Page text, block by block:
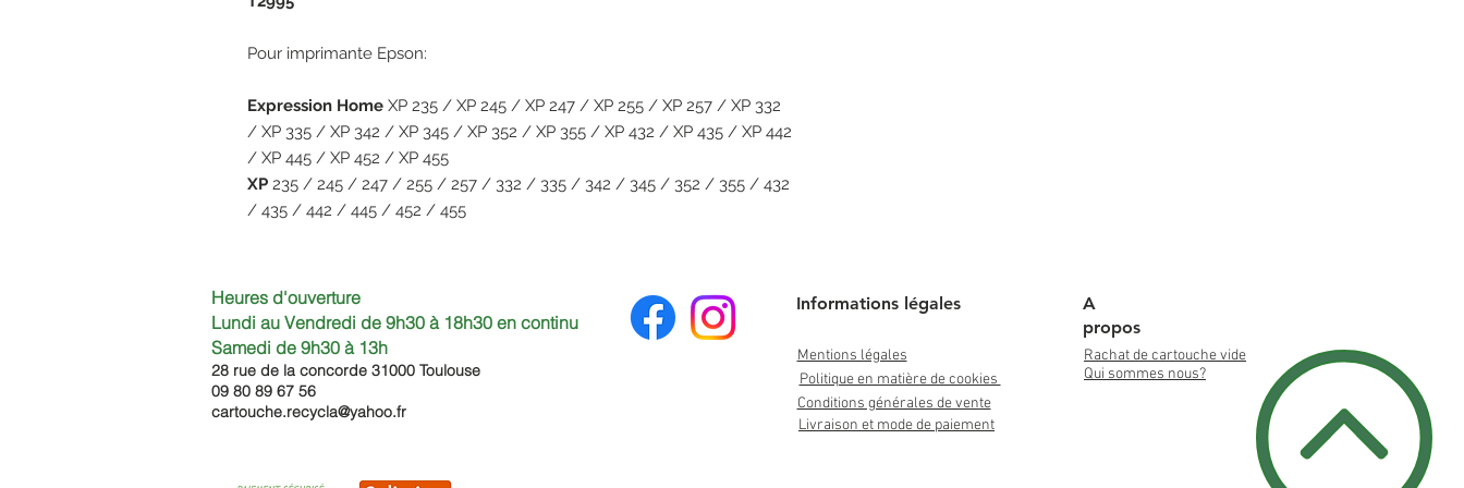
Pour imprimante Epson:
Expression Home XP 235 / XP 245 / XP 247 / XP 255 / XP 257 / XP 332
/ XP 335 / XP 342 / XP 345 / XP 352 / XP 355 / XP 432 / XP 435 / XP 442
/ XP 445 / XP 452 / XP 455
XP 235 / 245 / 247 / 255 / 257 / 332 / 335 / 342 / 345 / 352 / 355 / 432
/ 435 / 442 / 445 / 452 / 455
Heures d'ouverture
Lundi au Vendredi de 9h30 à 18h30 en continu
Samedi de 9h30 à 13h
28 rue de la concorde 31000 Toulouse
09 80 89 67 56
cartouche.recycla@yahoo.fr
Informations légales
Mentions légales
Politique en matière de cookies
Conditions générales de vente
Livraison et mode de paiement
A
propos
Rachat de cartouche vide
Qui sommes nous?